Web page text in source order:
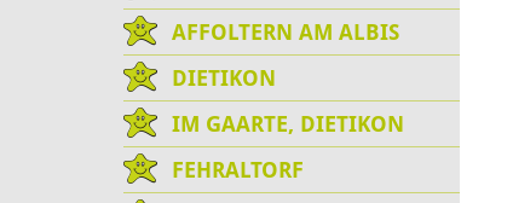
AFFOLTERN AM ALBIS
DIETIKON
IM GAARTE, DIETIKON
FEHRALTORF